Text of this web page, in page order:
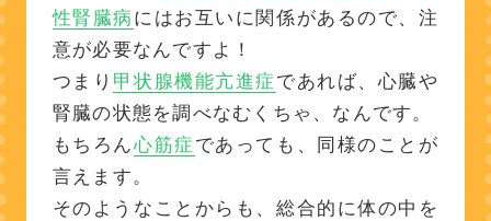
性腎臓病 にはお互いに関係があるので、注
意が必要なんですよ！
つまり 甲状腺機能亢進症 であれば、心臓や
腎臓の状態を調べなむくちゃ、なんです。
もちろん心筋症 であっても、同様のことが
言えます。
そのようなことからも、総合的に体の中を